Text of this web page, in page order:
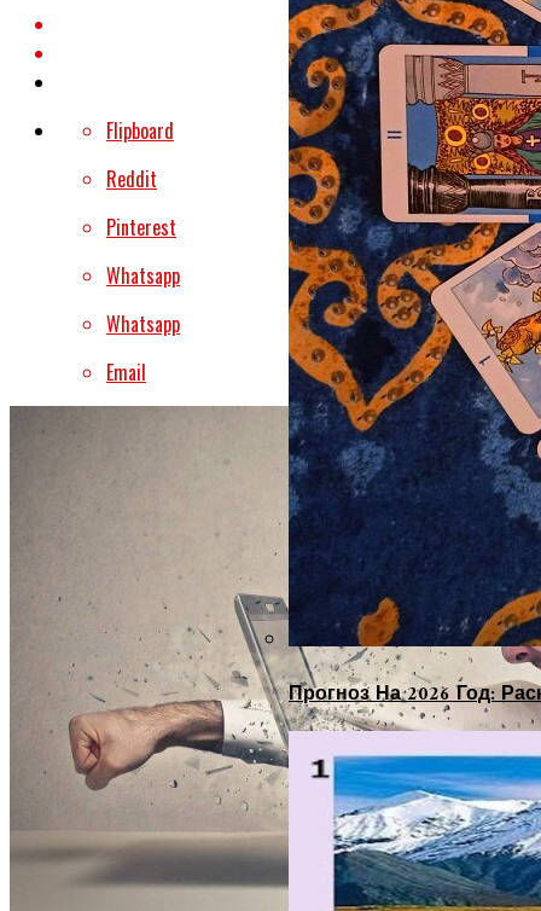
Прогноз На 2026 Год:
Flipboard
Reddit
Pinterest
Whatsapp
Whatsapp
Email